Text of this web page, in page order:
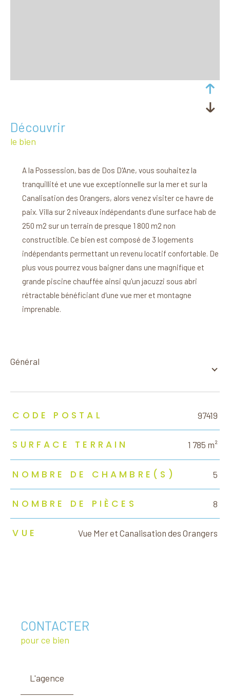
découvrir
le bien
A la Possession, bas de Dos D'Ane, vous souhaitez la
tranquillité et une vue exceptionnelle sur la mer et sur la
Canalisation des Orangers, alors venez visiter ce havre de
paix. Villa sur 2 niveaux indépendants d'une surface hab de
250 m2 sur un terrain de presque 1 800 m2 non
constructible. Ce bien est composé de 3 logements
indépendants permettant un revenu locatif confortable. De
plus vous pourrez vous baigner dans une magnifique et
grande piscine chauffée ainsi qu'un jacuzzi sous abri
rétractable bénéficiant d'une vue mer et montagne
imprenable.
général
TRAD_ZEPHYR_Caracteristique TRAD_ZEPHYR_Valeurs
CODE POSTAL 97419
SURFACE TERRAIN 1 785 m²
NOMBRE DE CHAMBRE(S) 5
NOMBRE DE PIÈCES 8
VUE Vue Mer et Canalisation des Orangers
CONTACTER
pour ce bien
L'agence